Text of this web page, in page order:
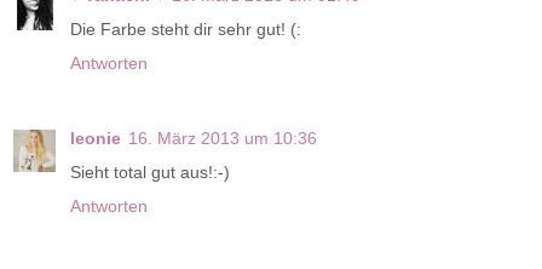
Die Farbe steht dir sehr gut! (:
Antworten
leonie 16. März 2013 um 10:36
Sieht total gut aus!:-)
Antworten